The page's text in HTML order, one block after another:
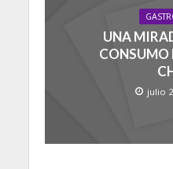
UNA
CONSUMO
julio